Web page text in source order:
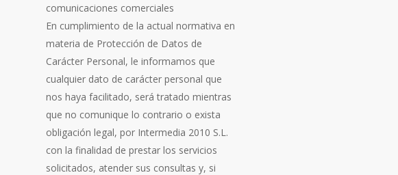
comunicaciones comerciales
En cumplimiento de la actual normativa en
materia de Protección de Datos de
Carácter Personal, le informamos que
cualquier dato de carácter personal que
nos haya facilitado, será tratado mientras
que no comunique lo contrario o exista
obligación legal, por Intermedia 2010 S.L.
con la finalidad de prestar los servicios
solicitados, atender sus consultas y, si